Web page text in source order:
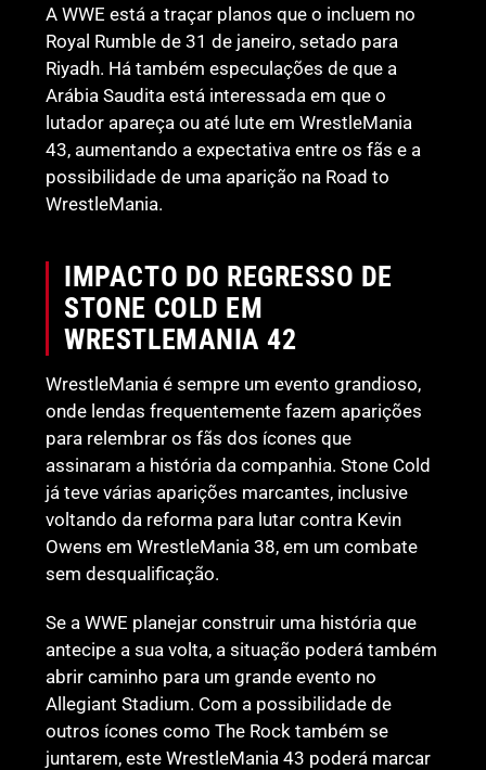
A WWE está a traçar planos que o incluem no
Royal Rumble de 31 de janeiro, setado para
Riyadh. Há também especulações de que a
Arábia Saudita está interessada em que o
lutador apareça ou até lute em WrestleMania
43, aumentando a expectativa entre os fãs e a
possibilidade de uma aparição na Road to
WrestleMania.
IMPACTO DO REGRESSO DE
STONE COLD EM
WRESTLEMANIA 42
WrestleMania é sempre um evento grandioso,
onde lendas frequentemente fazem aparições
para relembrar os fãs dos ícones que
assinaram a história da companhia. Stone Cold
já teve várias aparições marcantes, inclusive
voltando da reforma para lutar contra Kevin
Owens em WrestleMania 38, em um combate
sem desqualificação.
Se a WWE planejar construir uma história que
antecipe a sua volta, a situação poderá também
abrir caminho para um grande evento no
Allegiant Stadium. Com a possibilidade de
outros ícones como The Rock também se
juntarem, este WrestleMania 43 poderá marcar